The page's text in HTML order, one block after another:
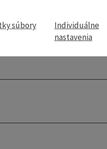
súbory
Individuálne
nastavenia